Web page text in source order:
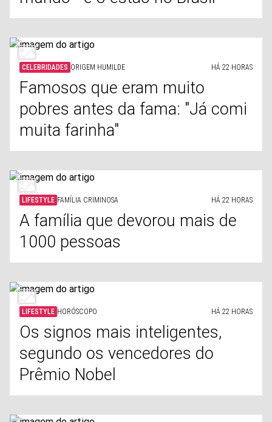
CELEBRIDADES ORIGEM HUMILDE HÁ 22 HORAS
Famosos que eram muito
pobres antes da fama: "Já comi
muita farinha"
LIFESTYLE FAMÍLIA CRIMINOSA HÁ 22 HORAS
A família que devorou mais de
1000 pessoas
LIFESTYLE HORÓSCOPO HÁ 22 HORAS
Os signos mais inteligentes,
segundo os vencedores do
Prêmio Nobel